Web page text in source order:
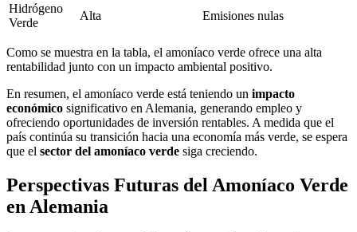
Hidrógeno
Verde
Alta Emisiones nulas
Como se muestra en la tabla, el amoníaco verde ofrece una alta
rentabilidad junto con un impacto ambiental positivo.
En resumen, el amoníaco verde está teniendo un impacto
económico significativo en Alemania, generando empleo y
ofreciendo oportunidades de inversión rentables. A medida que el
país continúa su transición hacia una economía más verde, se espera
que el sector del amoníaco verde siga creciendo.
Perspectivas Futuras del Amoníaco Verde
en Alemania